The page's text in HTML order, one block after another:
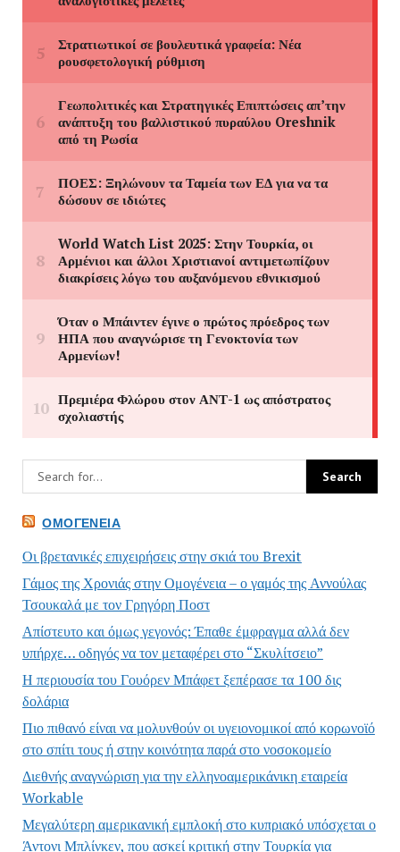
ΟΜΟΓΈΝΕΙΑ
Οι βρετανικές επιχειρήσεις στην σκιά του Brexit
Γάμος της Χρονιάς στην Ομογένεια – ο γαμός της Αννούλας
Τσουκαλά με τον Γρηγόρη Ποστ
Απίστευτο και όμως γεγονός: Έπαθε έμφραγμα αλλά δεν
υπήρχε… οδηγός να τον μεταφέρει στο “Σκυλίτσειο”
Η περιουσία του Γουόρεν Μπάφετ ξεπέρασε τα 100 δις
δολάρια
Πιο πιθανό είναι να μολυνθούν οι υγειονομικοί από κορωνοϊό
στο σπίτι τους ή στην κοινότητα παρά στο νοσοκομείο
Διεθνής αναγνώριση για την ελληνοαμερικάνικη εταιρεία
Workable
Μεγαλύτερη αμερικανική εμπλοκή στο κυπριακό υπόσχεται ο
Άντονι Μπλίνκεν, που ασκεί κριτική στην Τουρκία για